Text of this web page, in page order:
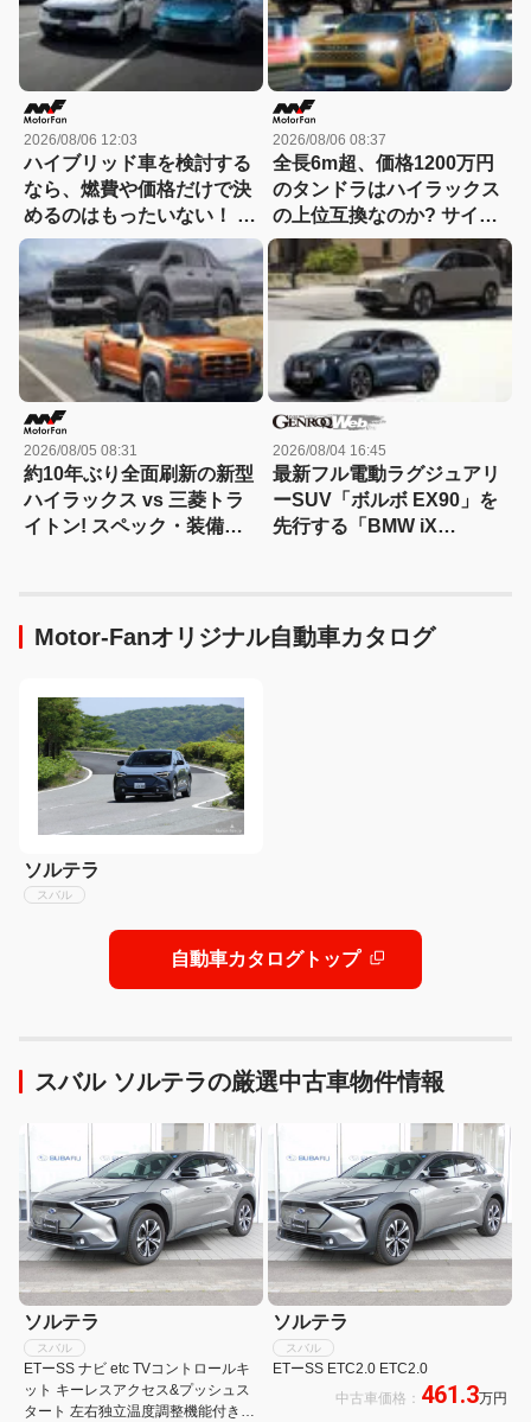
2026/08/06 12:03
ハイブリッド車を検討する
なら、燃費や価格だけで決
めるのはもったいない！ ト
ヨタとホンダでハイブリッ
ド車の「走りの個性」が異
なるのには理由があった
2026/08/06 08:37
全長6m超、価格1200万円
のタンドラはハイラックス
の上位互換なのか? サイ
ズ・装備・走り・価格を徹
底比較して分かった決定的
な違い 【新型ハイラックス
徹底比較】
2026/08/05 08:31
約10年ぶり全面刷新の新型
ハイラックス vs 三菱トラ
イトン! スペック・装備・
2026/08/04 16:45
最新フル電動ラグジュアリ
ーSUV「ボルボ EX90」を
先行する「BMW iX
Motor-Fanオリジナル自動車カタログ
ソルテラ
スバル
自動車カタログトップ
スバル ソルテラの厳選中古車物件情報
ソルテラ
スバル
ETーSS ナビ etc TVコントロールキ
ット キーレスアクセス&プッシュス
タート 左右独立温度調整機能付きオ
ソルテラ
スバル
ETーSS ETC2.0 ETC2.0
中古車価格： 461.3万円